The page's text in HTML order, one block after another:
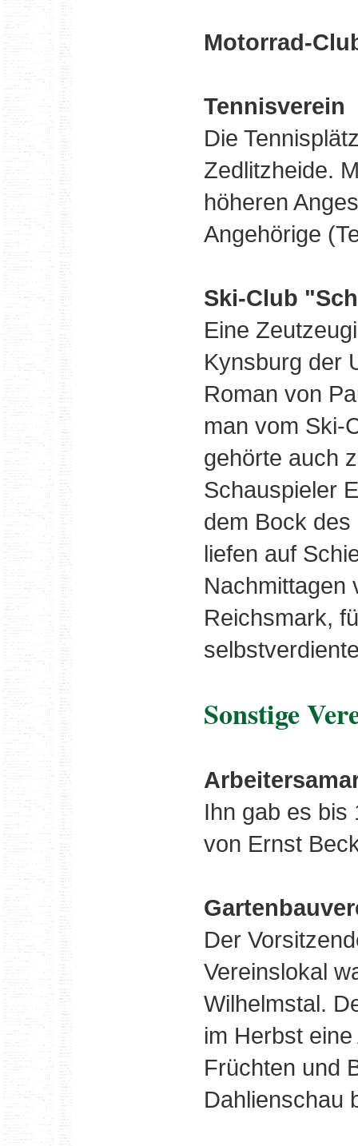
Motorrad-
Tennisverein
Die
Zedlitzheide.
höheren
Angehörige
Ski-Club
Eine
Kynsburg der
Roman von
man vom Ski-
gehörte auch
Schauspieler
dem Bock
liefen auf
Nachmittagen
Reichsmark,
Sonstige
Ihn gab es bis
von Ernst
Der
Vereinslokal
Wilhelmstal.
im Herbst
Früchten und
Dahlienschau